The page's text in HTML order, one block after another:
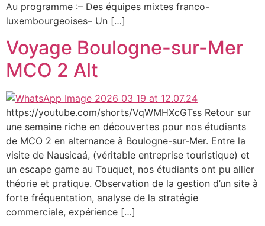
Au programme :– Des équipes mixtes franco-
luxembourgeoises– Un […]
Voyage Boulogne-sur-Mer
MCO 2 Alt
https://youtube.com/shorts/VqWMHXcGTss Retour sur
une semaine riche en découvertes pour nos étudiants
de MCO 2 en alternance à Boulogne-sur-Mer. Entre la
visite de Nausicaá, (véritable entreprise touristique) et
un escape game au Touquet, nos étudiants ont pu allier
théorie et pratique. Observation de la gestion d’un site à
forte fréquentation, analyse de la stratégie
commerciale, expérience […]